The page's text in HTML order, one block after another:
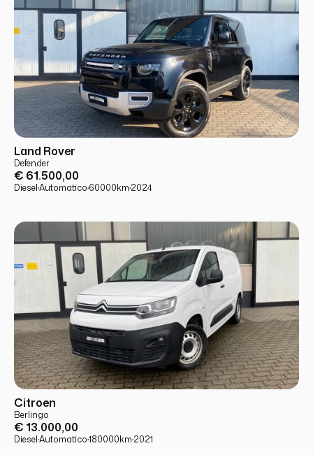
USATO
Land Rover
Defender
€ 61.500,00
Diesel·Automatico·60000km·2024
USATO
Citroen
Berlingo
€ 13.000,00
Diesel·Automatico·180000km·2021